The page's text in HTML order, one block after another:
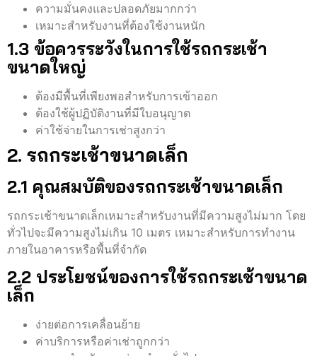
ความมั่นคงและปลอดภัยมากกว่า
เหมาะสำหรับงานที่ต้องใช้งานหนัก
1.3 ข้อควรระวังในการใช้รถกระเช้า
ขนาดใหญ่
ต้องมีพื้นที่เพียงพอสำหรับการเข้าออก
ต้องใช้ผู้ปฏิบัติงานที่มีใบอนุญาต
ค่าใช้จ่ายในการเช่าสูงกว่า
2. รถกระเช้าขนาดเล็ก
2.1 คุณสมบัติของรถกระเช้าขนาดเล็ก
รถกระเช้าขนาดเล็กเหมาะสำหรับงานที่มีความสูงไม่มาก โดย
ทั่วไปจะมีความสูงไม่เกิน 10 เมตร เหมาะสำหรับการทำงาน
ภายในอาคารหรือพื้นที่จำกัด
2.2 ประโยชน์ของการใช้รถกระเช้าขนาด
เล็ก
ง่ายต่อการเคลื่อนย้าย
ค่าบริการหรือค่าเช่าถูกกว่า